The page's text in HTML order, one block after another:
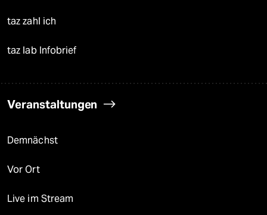
taz zahl ich
taz lab Infobrief
Veranstaltungen
Demnächst
Vor Ort
Live im Stream